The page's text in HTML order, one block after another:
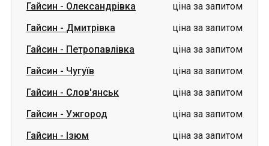
Гайсин - Олександрівка
ціна за запитом
Гайсин - Дмитрівка
ціна за запитом
Гайсин - Петропавлівка
ціна за запитом
Гайсин - Чугуїв
ціна за запитом
Гайсин - Слов'янськ
ціна за запитом
Гайсин - Ужгород
ціна за запитом
Гайсин - Ізюм
ціна за запитом